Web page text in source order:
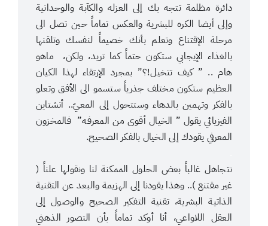
دائرة مظلمة تتجه بك إلى العزله والكآبة والوحدانية
وإلى أيضا الكره للبشرية والعكس تماماً حين تصل الى
مرحلة الإقتناع وتعلم بأنك خصيماً لنفسك وتلقنها
بالغذاء الإيجابي ستكون حتماً كما تريد، ولكن، ماهو
هام .. ” كيف تتخيل!؟” بمجرد الإرتقاء لهذا الكيان
العظيم ستكون مختلف جذرياً ستسمو الى الأفق وتعلو
بالفكر وتهمين بالدهاء وستتحول إلى المعيّ.. أنشتاين
الفيزيائي يقول ” الخيال أقوى من المعرفه” فالمخزون
المعرفي يقودك إلى الخيال بالفكر الصحيح.
نتجاهل غالباً بعض الحلول الممكنة لنا ونقولها علناً (
غير مقتنع ).. وهذا يقودنا إلى الهزيمة والبعد عن التقنية
الذاتية البشرية، تقنية التفكير الصحيح والوصول إلى
العقل اللاواعي، أنا أوكد تماماً بأن التصور الذهني